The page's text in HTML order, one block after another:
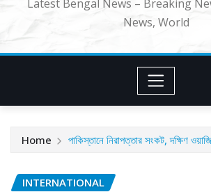
Latest Bengal News – Breaking
News, World
Home পাকিস্তানে নিরাপত্তার সংকট, দক্ষিণ
INTERNATIONAL